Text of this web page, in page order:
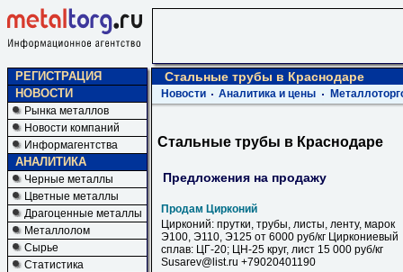
РЕГИСТРАЦИЯ
НОВОСТИ
Рынка металлов
Новости компаний
Информагентства
АНАЛИТИКА
Черные металлы
Цветные металлы
Драгоценные металлы
Металлолом
Сырье
Статистика
Стальные трубы в Краснодаре
Новости Аналитика и цены
Стальные трубы в Краснодаре
Предложения на продажу
Продам Цирконий
Цирконий: прутки, трубы, листы, ленту, марок
Э100, Э110, Э125 от 6000 руб/кг Циркониевый
сплав: ЦГ-20; ЦН-25 круг, лист 15 000 руб/кг
Susarev@list.ru +79020401190